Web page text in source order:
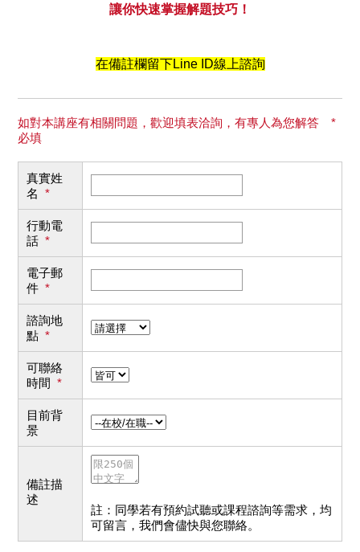
讓你快速掌握解題技巧！
在備註欄留下Line ID線上諮詢
如對本講座有相關問題，歡迎填表洽詢，有專人為您解答 *
必填
真實姓
名 *
行動電
話 *
電子郵
件 *
諮詢地
點 *
可聯絡
時間 *
目前背
景
備註描
述
註：同學若有預約試聽或課程諮詢等需求，均
可留言，我們會儘快與您聯絡。